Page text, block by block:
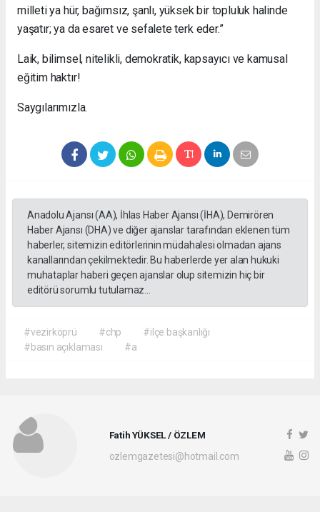
milleti ya hür, bağımsız, şanlı, yüksek bir topluluk halinde
yaşatır; ya da esaret ve sefalete terk eder.”
Laik, bilimsel, nitelikli, demokratik, kapsayıcı ve kamusal
eğitim haktır!
Saygılarımızla.
Anadolu Ajansı (AA), İhlas Haber Ajansı (İHA), Demirören
Haber Ajansı (DHA) ve diğer ajanslar tarafından eklenen tüm
haberler, sitemizin editörlerinin müdahalesi olmadan ajans
kanallarından çekilmektedir. Bu haberlerde yer alan hukuki
muhataplar haberi geçen ajanslar olup sitemizin hiç bir
editörü sorumlu tutulamaz...
#vezirköprü #chp
#ilçe başkanlığı
#basın açıklaması
#a
Fatih YÜKSEL / ÖZLEM
ozlemgazetesi@hotmail.com